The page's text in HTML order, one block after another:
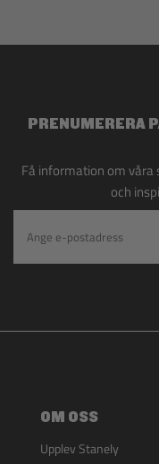
PRENUMERERA
Få information om våra
och
OM OSS
Upplev Stanely